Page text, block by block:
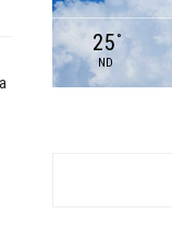
25 °
ND